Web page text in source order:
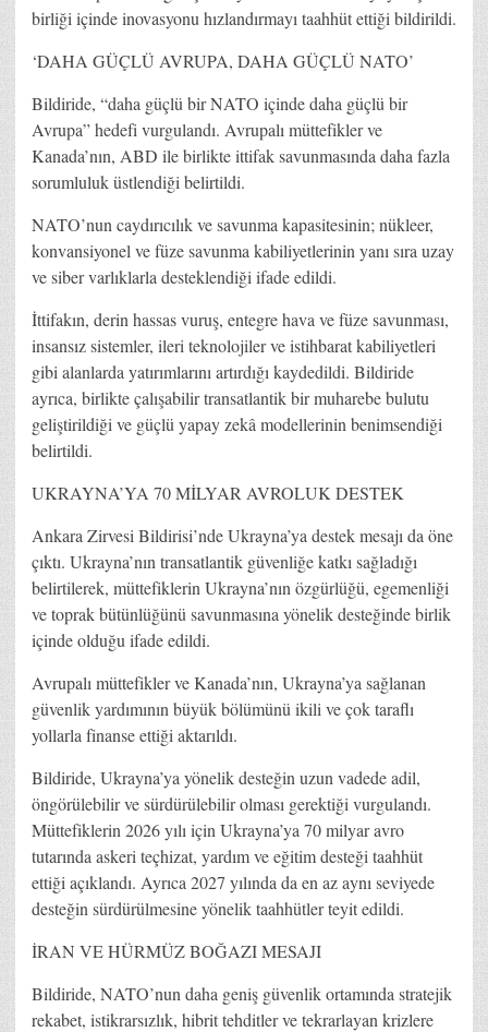
birliği içinde inovasyonu hızlandırmayı taahhüt ettiği bildirildi.
‘DAHA GÜÇLÜ AVRUPA, DAHA GÜÇLÜ NATO’
Bildiride, “daha güçlü bir NATO içinde daha güçlü bir
Avrupa” hedefi vurgulandı. Avrupalı müttefikler ve
Kanada’nın, ABD ile birlikte ittifak savunmasında daha fazla
sorumluluk üstlendiği belirtildi.
NATO’nun caydırıcılık ve savunma kapasitesinin; nükleer,
konvansiyonel ve füze savunma kabiliyetlerinin yanı sıra uzay
ve siber varlıklarla desteklendiği ifade edildi.
İttifakın, derin hassas vuruş, entegre hava ve füze savunması,
insansız sistemler, ileri teknolojiler ve istihbarat kabiliyetleri
gibi alanlarda yatırımlarını artırdığı kaydedildi. Bildiride
ayrıca, birlikte çalışabilir transatlantik bir muharebe bulutu
geliştirildiği ve güçlü yapay zekâ modellerinin benimsendiği
belirtildi.
UKRAYNA’YA 70 MİLYAR AVROLUK DESTEK
Ankara Zirvesi Bildirisi’nde Ukrayna’ya destek mesajı da öne
çıktı. Ukrayna’nın transatlantik güvenliğe katkı sağladığı
belirtilerek, müttefiklerin Ukrayna’nın özgürlüğü, egemenliği
ve toprak bütünlüğünü savunmasına yönelik desteğinde birlik
içinde olduğu ifade edildi.
Avrupalı müttefikler ve Kanada’nın, Ukrayna’ya sağlanan
güvenlik yardımının büyük bölümünü ikili ve çok taraflı
yollarla finanse ettiği aktarıldı.
Bildiride, Ukrayna’ya yönelik desteğin uzun vadede adil,
öngörülebilir ve sürdürülebilir olması gerektiği vurgulandı.
Müttefiklerin 2026 yılı için Ukrayna’ya 70 milyar avro
tutarında askeri teçhizat, yardım ve eğitim desteği taahhüt
ettiği açıklandı. Ayrıca 2027 yılında da en az aynı seviyede
desteğin sürdürülmesine yönelik taahhütler teyit edildi.
İRAN VE HÜRMÜZ BOĞAZI MESAJI
Bildiride, NATO’nun daha geniş güvenlik ortamında stratejik
rekabet, istikrarsızlık, hibrit tehditler ve tekrarlayan krizlere